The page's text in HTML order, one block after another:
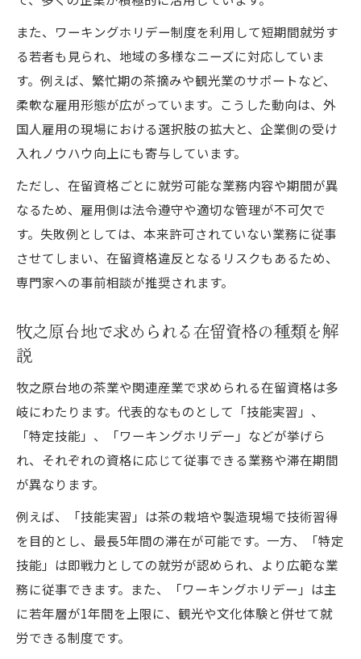
また、ワーキングホリデー制度を利用して短期間就労す
る若者も見られ、地域の多様なニーズに対応していま
す。例えば、繁忙期の茶摘みや観光業のサポートなど、
柔軟な雇用形態が広がっています。こうした動向は、外
国人雇用の現場における選択肢の拡大と、企業側の受け
入れノウハウ向上にも寄与しています。
ただし、在留資格ごとに就労可能な業務内容や期間が異
なるため、雇用側は法令遵守や適切な管理が不可欠で
す。失敗例としては、本来許可されていない業務に従事
させてしまい、在留資格違反となるリスクもあるため、
専門家への事前相談が推奨されます。
牧之原台地で求められる在留資格の種類を解
説
牧之原台地の茶業や関連産業で求められる在留資格は多
岐にわたります。代表的なものとして「技能実習」、
「特定技能」、「ワーキングホリデー」などが挙げら
れ、それぞれの資格に応じて従事できる業務や滞在期間
が異なります。
例えば、「技能実習」は茶の栽培や製造現場で技術習得
を目的とし、最長5年間の滞在が可能です。一方、「特定
技能」は即戦力としての就労が認められ、より広範な業
務に従事できます。また、「ワーキングホリデー」は主
に若年層が1年間を上限に、観光や文化体験と併せて就
労できる制度です。